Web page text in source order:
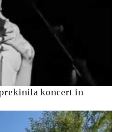
prekinila koncert in